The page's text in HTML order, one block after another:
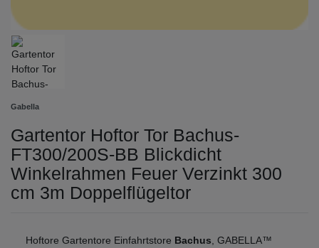
Gabella
Gartentor Hoftor Tor Bachus-
FT300/200S-BB Blickdicht
Winkelrahmen Feuer Verzinkt 300
cm 3m Doppelflügeltor
Hoftore Gartentore Einfahrtstore Bachus , GABELLA™